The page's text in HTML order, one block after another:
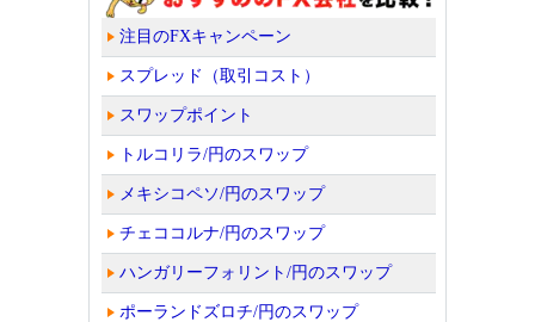
注目のFXキャンペーン
スプレッド（取引コスト）
スワップポイント
トルコリラ/円のスワップ
メキシコペソ/円のスワップ
チェココルナ/円のスワップ
ハンガリーフォリント/円のスワップ
ポーランドズロチ/円のスワップ